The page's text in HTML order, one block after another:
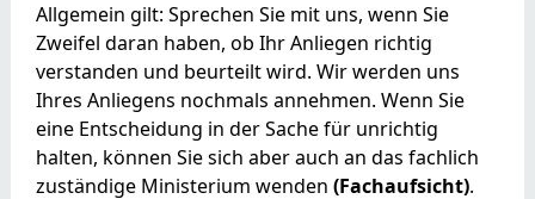
Allgemein gilt: Sprechen Sie mit uns, wenn Sie
Zweifel daran haben, ob Ihr Anliegen richtig
verstanden und beurteilt wird. Wir werden uns
Ihres Anliegens nochmals annehmen. Wenn Sie
eine Entscheidung in der Sache für unrichtig
halten, können Sie sich aber auch an das fachlich
zuständige Ministerium wenden (Fachaufsicht).